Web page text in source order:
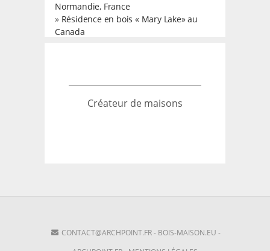
Normandie, France
» Résidence en bois « Mary Lake» au
Canada
Créateur de maisons
CONTACT@ARCHPOINT.FR- BOIS-MAISON.EU -